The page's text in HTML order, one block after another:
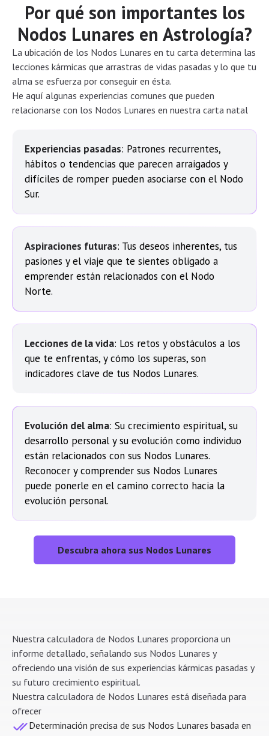
Por qué son importantes los
Nodos Lunares en Astrología?
La ubicación de los Nodos Lunares en tu carta determina las
lecciones kármicas que arrastras de vidas pasadas y lo que tu
alma se esfuerza por conseguir en ésta.
He aquí algunas experiencias comunes que pueden
relacionarse con los Nodos Lunares en nuestra carta natal
Experiencias pasadas: Patrones recurrentes,
hábitos o tendencias que parecen arraigados y
difíciles de romper pueden asociarse con el Nodo
Sur.
Aspiraciones futuras: Tus deseos inherentes, tus
pasiones y el viaje que te sientes obligado a
emprender están relacionados con el Nodo
Norte.
Lecciones de la vida: Los retos y obstáculos a los
que te enfrentas, y cómo los superas, son
indicadores clave de tus Nodos Lunares.
Evolución del alma: Su crecimiento espiritual, su
desarrollo personal y su evolución como individuo
están relacionados con sus Nodos Lunares.
Reconocer y comprender sus Nodos Lunares
puede ponerle en el camino correcto hacia la
evolución personal.
Descubra ahora sus Nodos Lunares
Nuestra calculadora de Nodos Lunares proporciona un
informe detallado, señalando sus Nodos Lunares y
ofreciendo una visión de sus experiencias kármicas pasadas y
su futuro crecimiento espiritual.
Nuestra calculadora de Nodos Lunares está diseñada para
ofrecer
Determinación precisa de sus Nodos Lunares basada en